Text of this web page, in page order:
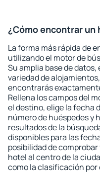
¿Cómo encontrar un
La forma más rápida de
utilizando el motor de
Su amplia base de
variedad de
encontrarás
Rellena los campos del
el destino, elige la fecha
número de huéspedes y
resultados de la
disponibles para las
posibilidad de
hotel al centro de la
como la clasificación por